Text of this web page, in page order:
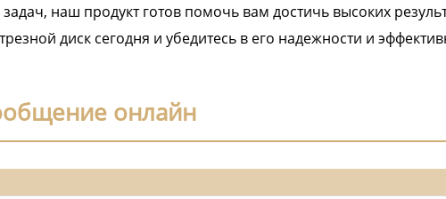
наш продукт готов помочь вам достичь высоких
диск сегодня и убедитесь в его надежности и
онлайн